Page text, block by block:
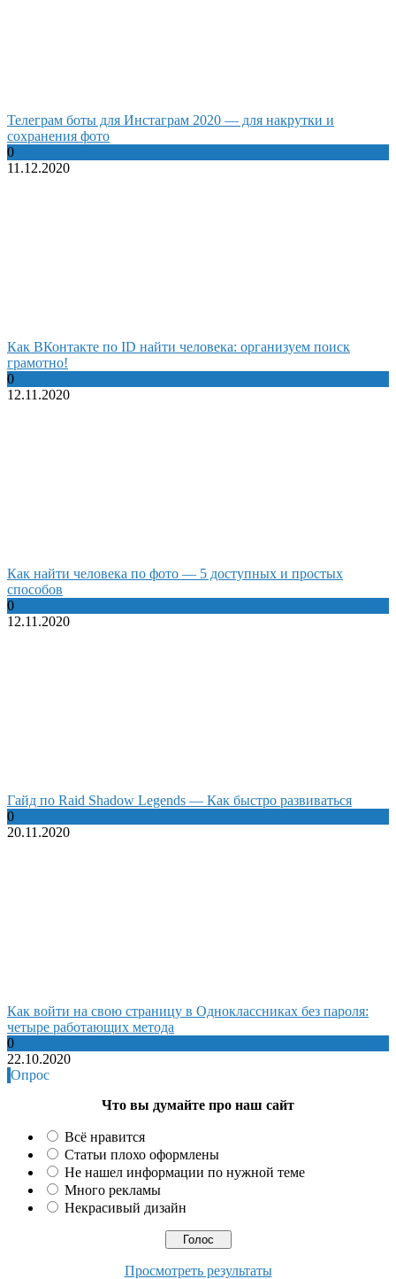
Телеграм боты для Инстаграм 2020 — для накрутки и
сохранения фото
0
11.12.2020
Как ВКонтакте по ID найти человека: организуем поиск
грамотно!
0
12.11.2020
Как найти человека по фото — 5 доступных и простых
способов
0
12.11.2020
Гайд по Raid Shadow Legends — Как быстро развиваться
0
20.11.2020
Как войти на свою страницу в Одноклассниках без пароля:
четыре работающих метода
0
22.10.2020
Опрос
Что вы думайте про наш сайт
Всё нравится
Статьи плохо оформлены
Не нашел информации по нужной теме
Много рекламы
Некрасивый дизайн
Просмотреть результаты